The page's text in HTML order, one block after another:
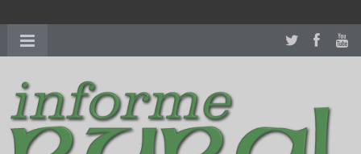
richardmillereplica
women.patekphilippe.tofor sale in usa recognized command with
dining room table ceremony. welcome to our
perfectwatches.is
shop. best youngsexdoll.comwith professional customer
services. 1: 1 design high
https://reallydiamond.com/